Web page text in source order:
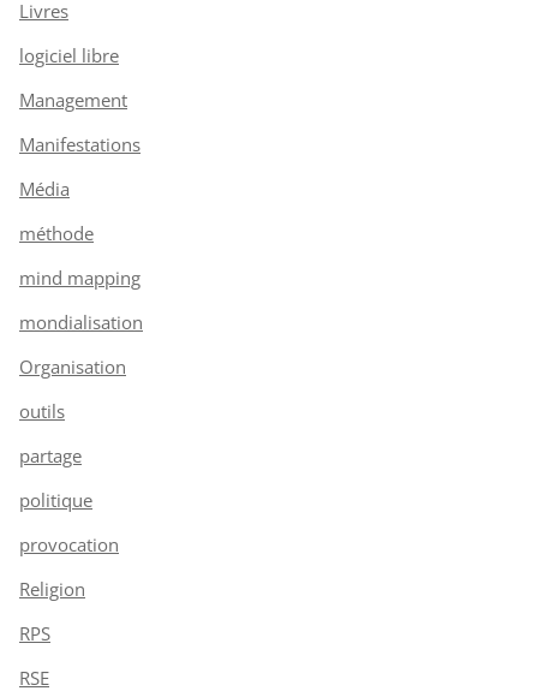
Livres
logiciel libre
Management
Manifestations
Média
méthode
mind mapping
mondialisation
Organisation
outils
partage
politique
provocation
Religion
RPS
RSE